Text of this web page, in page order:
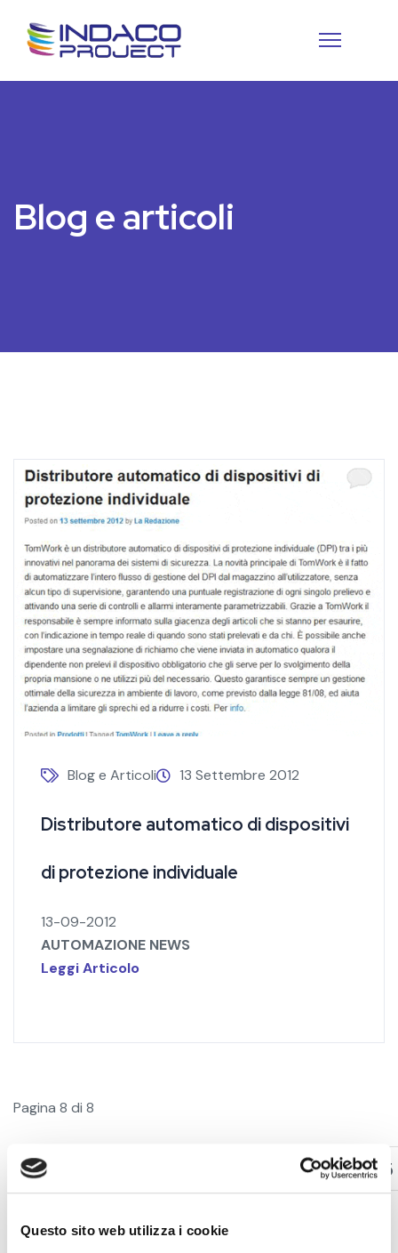
Questo sito web utilizza i cookie
Blog e articoli
Distributore automatico di dispositivi
di protezione individuale
Blog e Articoli 13 Settembre 2012
13-09-2012
AUTOMAZIONE NEWS
Leggi Articolo
Pagina 8 di 8
4 5